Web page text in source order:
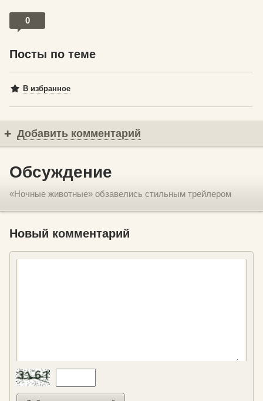
0
Посты по теме
В избранное
Добавить комментарий
Обсуждение
«Ночные животные» обзавелись стильным трейлером
Новый комментарий